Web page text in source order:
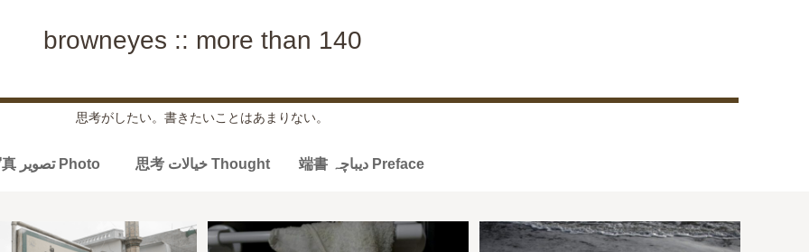
browneyes :: more than 140
思考がしたい。書きたいことはあまりない。
写真 تصویر Photo 思考 خیالات Thought 端書 دیباچہ Preface